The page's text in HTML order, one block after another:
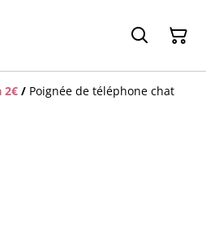
2€ / Poignée de téléphone chat